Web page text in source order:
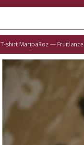
T-shirt MaripaRoz —